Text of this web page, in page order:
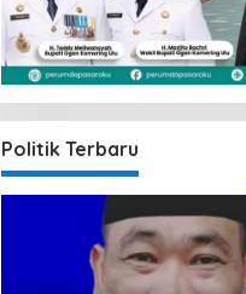
Politik Terbaru